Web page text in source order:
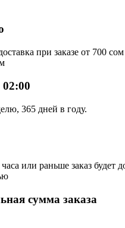
при заказе от 700 сом
02:00
365 дней в году.
или раньше заказ будет
сумма заказа